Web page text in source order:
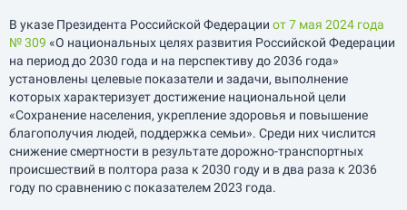
В указе Президента Российской Федерации от 7 мая 2024 года
№ 309 «О национальных целях развития Российской Федерации
на период до 2030 года и на перспективу до 2036 года»
установлены целевые показатели и задачи, выполнение
которых характеризует достижение национальной цели
«Сохранение населения, укрепление здоровья и повышение
благополучия людей, поддержка семьи». Среди них числится
снижение смертности в результате дорожно-транспортных
происшествий в полтора раза к 2030 году и в два раза к 2036
году по сравнению с показателем 2023 года.